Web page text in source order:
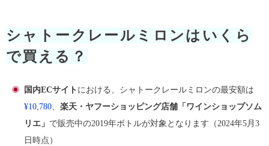
シャトークレールミロンはいくら
で買える？
国内ECサイトにおける、シャトークレールミロンの最安額は
¥10,780、 楽天・ヤフーショッピング店舗「ワインショップソム
リエ」 で販売中の2019年ボトルが対象となります（2024年5月3
日時点）